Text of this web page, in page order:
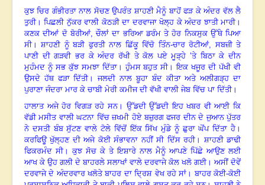
ਕੁਝ ਚਿਰ ਗੰਭੀਰਤਾ ਨਾਲ ਸੋਚਣ ਉਪਰੰਤ ਸ਼ਾਹਣੀ ਮੈਨੂੰ ਬਾਹੋਂ ਫੜ ਕੇ ਅੰਦਰ ਵੱਲ ਲੈ
ਤੁਰੀ। ਪਿਛਲੀ ਨੁੱਕਰ ਵਾਲੀ ਕੋਠੜੀ ਦਾ ਦਰਵਾਜਾ ਖੋਲ੍ਹ ਕੇ ਅੰਦਰ ਝਾਤੀ ਮਾਰੀ।
ਕਣਕ ਦੀਆਂ ਦੋ ਬੋਰੀਆਂ, ਚੌਲਾਂ ਦਾ ਭਰਿਆ ਡਰੰਮ ਤੇ ਹੋਰ ਨਿਕਸੁਕ ਉੱਥੇ ਪਿਆ
ਸੀ। ਸ਼ਾਹਣੀ ਨੂੰ ਬੜੀ ਫੁਰਤੀ ਨਾਲ ਛਿੱਕੂ ਵਿੱਚੋ ਤਿੰਨ-ਚਾਰ ਰੋਟੀਆਂ, ਸਬਜ਼ੀ ਤੇ
ਪਾਣੀ ਦੀ ਗੜਵੀ ਭਰ ਕੇ ਅੰਦਰ ਰੱਖੀ ਤੇ ਕੋਲ ਪਏ ਮੂੜ੍ਹੇ ’ਤੇ ਬਿਠਾ ਕੇ ਦੀਨ
ਮੁਹੰਮਦ ਨੂੰ ਸਭ ਕੁੱਝ ਸਮਝਾ ਦਿੱਤਾ। ਹੁੰਮਸ ਬਹੁਤ ਸੀ। ਇਕ ਖਜੂਰ ਦੀ ਪੱਖੀ ਵੀ
ਉਸਦੇ ਹੱਥ ਫੜਾ ਦਿੱਤੀ। ਜਲਦੀ ਨਾਲ ਬੂਹਾ ਬੰਦ ਕੀਤਾ ਅਤੇ ਅਲੀਗੜ੍ਹ ਦਾ
ਪੁਰਾਣਾ ਜੰਦਰਾ ਮਾਰ ਕੇ ਚਾਬੀ ਮੇਰੀ ਕਮੀਜ ਦੀ ਵੱਖੀ ਵਾਲੀ ਜੇਬ ਵਿੱਚ ਪਾ ਦਿੱਤੀ।
ਹਾਲਾਤ ਅਜੇ ਹੋਰ ਵਿਗੜ ਰਹੇ ਸਨ। ਉੱਡਦੀ ਉੱਡਦੀ ਇਹ ਖਬਰ ਵੀ ਆਈ ਕਿ
ਵੱਡੀ ਮਸੀਤ ਵਾਲੀ ਘਟਨਾ ਵਿੱਚ ਜ਼ਖਮੀ ਹੋਏ ਬਜ਼ੁਰਗ ਫਜਰ ਦੀਨ ਦੇ ਜੁਆਨ ਪੁੱਤਰ
ਨੇ ਦਸਤੀ ਬੰਬ ਸੁੱਟਣ ਵਾਲੇ ਟੋਲੇ ਵਿੱਚੋਂ ਇੱਕ ਸਿੱਖ ਮੁੰਡੇ ਨੂੰ ਛੁਰਾ ਘੋਂਪ ਦਿੱਤਾ ਹੈ।
ਕਰਫਿਊ ਖੁੱਲ੍ਹਣ ਦੀ ਅਜੇ ਕੋਈ ਸੰਭਾਵਨਾ ਨਹੀਂ ਸੀ ਦਿੱਸ ਰਹੀ। ਸ਼ਾਹਣੀ ਡਾਢੀ
ਫਿਕਰਮੰਦ ਸੀ। ਕੁਝ ਸੋਚ ਕੇ ਤੇ ਇਸ਼ਾਰੇ ਨਾਲ ਮੈਨੂੰ ਆਪਣੇ ਪਿੱਛੇ ਆਉਣ ਲਈ
ਆਖ ਕੇ ਉਹ ਗਲੀ ਦੇ ਬਾਹਰਲੇ ਸਲਾਖਾਂ ਵਾਲੇ ਦਰਵਾਜੇ ਕੋਲ ਖਲੋ ਗਈ। ਅਸੀਂ ਦੋਵੇਂ
ਦਰਵਾਜੇ ਦੇ ਅੰਦਰਵਾਰ ਖਲੋਤੇ ਬਾਹਰ ਦਾ ਦ੍ਰਿਸ਼ ਵੇਖ ਰਹੇ ਸਾਂ। ਬਾਹਰ ਕੋਈ-ਕੋਈ